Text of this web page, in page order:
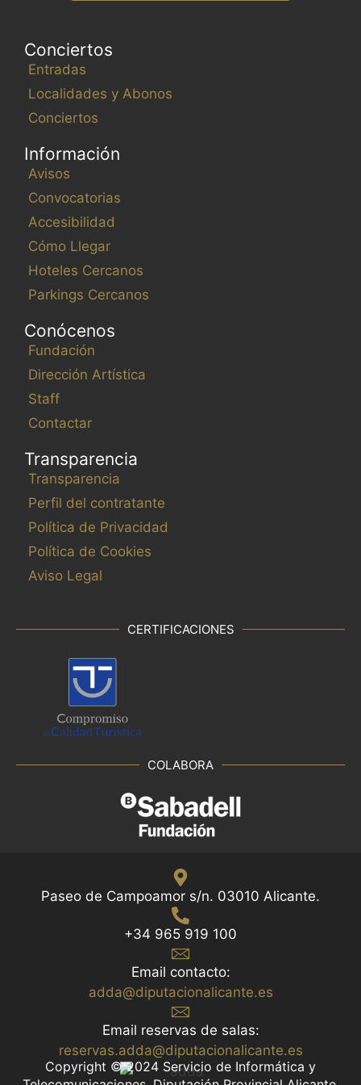
Conciertos
Entradas
Localidades y Abonos
Conciertos
Información
Avisos
Convocatorias
Accesibilidad
Cómo Llegar
Hoteles Cercanos
Parkings Cercanos
Conócenos
Fundación
Dirección Artística
Staff
Contactar
Transparencia
Transparencia
Perfil del contratante
Política de Privacidad
Política de Cookies
Aviso Legal
CERTIFICACIONES
COLABORA
Paseo de Campoamor s/n. 03010 Alicante.
+34 965 919 100
Email contacto:
adda@diputacionalicante.es
Email reservas de salas:
reservas.adda@diputacionalicante.es
Copyright © 2024 Servicio de Informática y